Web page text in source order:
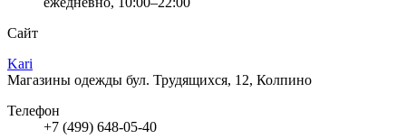
Сайт
Kari
Магазины одежды бул. Трудящихся, 12, Колпино
Телефон
+7 (499) 648-05-40